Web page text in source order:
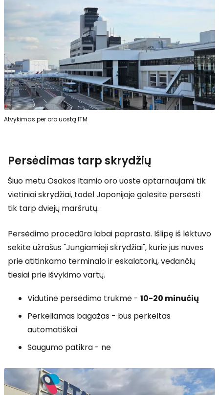
Atvykimas per oro uostą ITM
Persėdimas tarp skrydžių
Šiuo metu Osakos Itamio oro uoste aptarnaujami tik
vietiniai skrydžiai, todėl Japonijoje galėsite persėsti
tik tarp dviejų maršrutų.
Persėdimo procedūra labai paprasta. Išlipę iš lėktuvo
sekite užrašus "Jungiamieji skrydžiai", kurie jus nuves
prie atitinkamo terminalo ir eskalatorių, vedančių
tiesiai prie išvykimo vartų.
Vidutinė persėdimo trukmė - 10-20 minučių
Perkeliamas bagažas - bus perkeltas
automatiškai
Saugumo patikra - ne